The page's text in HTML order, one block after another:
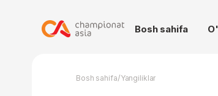
Bosh sahifa
Bosh sahifa/Yangiliklar